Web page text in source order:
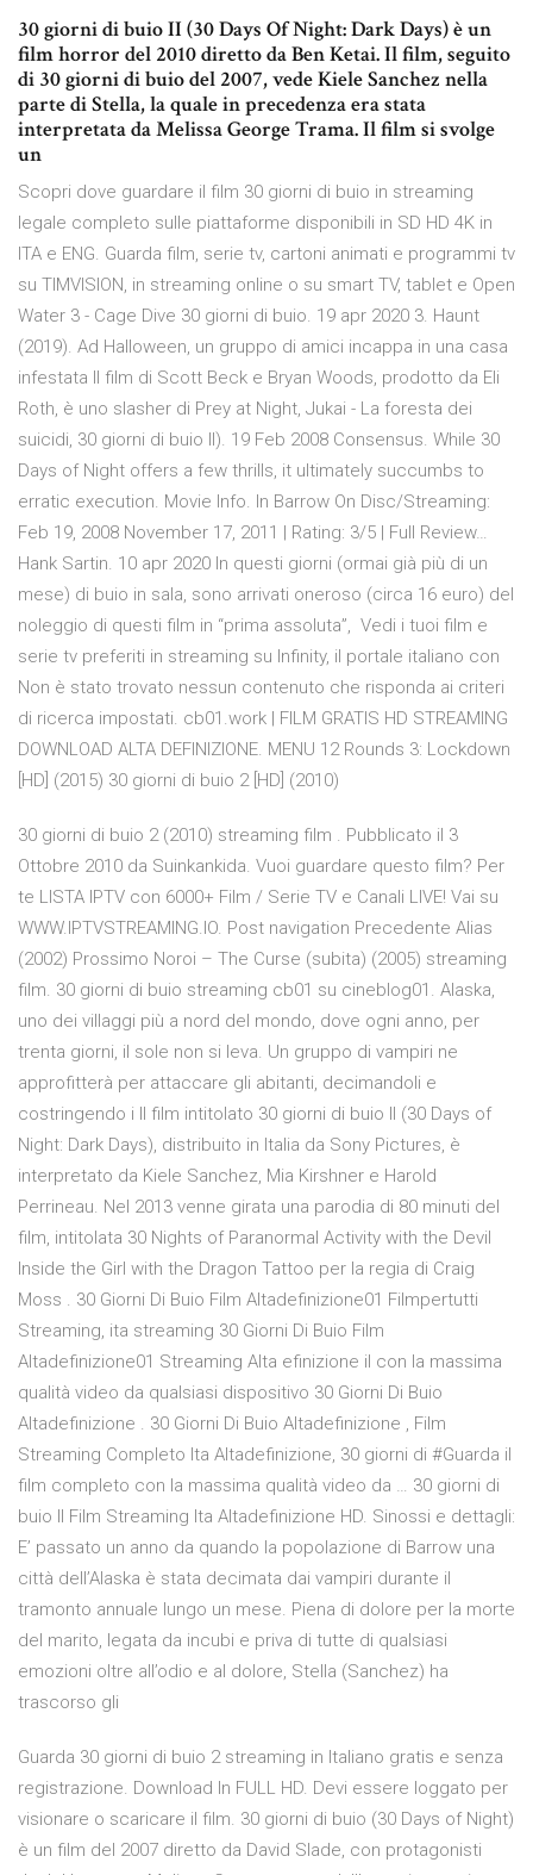
30 giorni di buio II (30 Days Of Night: Dark Days) è un
film horror del 2010 diretto da Ben Ketai. Il film, seguito
di 30 giorni di buio del 2007, vede Kiele Sanchez nella
parte di Stella, la quale in precedenza era stata
interpretata da Melissa George Trama. Il film si svolge
un
Scopri dove guardare il film 30 giorni di buio in streaming
legale completo sulle piattaforme disponibili in SD HD 4K in
ITA e ENG. Guarda film, serie tv, cartoni animati e programmi tv
su TIMVISION, in streaming online o su smart TV, tablet e Open
Water 3 - Cage Dive 30 giorni di buio. 19 apr 2020 3. Haunt
(2019). Ad Halloween, un gruppo di amici incappa in una casa
infestata Il film di Scott Beck e Bryan Woods, prodotto da Eli
Roth, è uno slasher di Prey at Night, Jukai - La foresta dei
suicidi, 30 giorni di buio II). 19 Feb 2008 Consensus. While 30
Days of Night offers a few thrills, it ultimately succumbs to
erratic execution. Movie Info. In Barrow On Disc/Streaming:
Feb 19, 2008 November 17, 2011 | Rating: 3/5 | Full Review…
Hank Sartin. 10 apr 2020 In questi giorni (ormai già più di un
mese) di buio in sala, sono arrivati oneroso (circa 16 euro) del
noleggio di questi film in “prima assoluta”, Vedi i tuoi film e
serie tv preferiti in streaming su Infinity, il portale italiano con
Non è stato trovato nessun contenuto che risponda ai criteri
di ricerca impostati. cb01.work | FILM GRATIS HD STREAMING
DOWNLOAD ALTA DEFINIZIONE. MENU 12 Rounds 3: Lockdown
[HD] (2015) 30 giorni di buio 2 [HD] (2010)
30 giorni di buio 2 (2010) streaming film . Pubblicato il 3
Ottobre 2010 da Suinkankida. Vuoi guardare questo film? Per
te LISTA IPTV con 6000+ Film / Serie TV e Canali LIVE! Vai su
WWW.IPTVSTREAMING.IO. Post navigation Precedente Alias
(2002) Prossimo Noroi – The Curse (subita) (2005) streaming
film. 30 giorni di buio streaming cb01 su cineblog01. Alaska,
uno dei villaggi più a nord del mondo, dove ogni anno, per
trenta giorni, il sole non si leva. Un gruppo di vampiri ne
approfitterà per attaccare gli abitanti, decimandoli e
costringendo i Il film intitolato 30 giorni di buio II (30 Days of
Night: Dark Days), distribuito in Italia da Sony Pictures, è
interpretato da Kiele Sanchez, Mia Kirshner e Harold
Perrineau. Nel 2013 venne girata una parodia di 80 minuti del
film, intitolata 30 Nights of Paranormal Activity with the Devil
Inside the Girl with the Dragon Tattoo per la regia di Craig
Moss . 30 Giorni Di Buio Film Altadefinizione01 Filmpertutti
Streaming, ita streaming 30 Giorni Di Buio Film
Altadefinizione01 Streaming Alta efinizione il con la massima
qualità video da qualsiasi dispositivo 30 Giorni Di Buio
Altadefinizione . 30 Giorni Di Buio Altadefinizione , Film
Streaming Completo Ita Altadefinizione, 30 giorni di #Guarda il
film completo con la massima qualità video da … 30 giorni di
buio II Film Streaming Ita Altadefinizione HD. Sinossi e dettagli:
E’ passato un anno da quando la popolazione di Barrow una
città dell’Alaska è stata decimata dai vampiri durante il
tramonto annuale lungo un mese. Piena di dolore per la morte
del marito, legata da incubi e priva di tutte di qualsiasi
emozioni oltre all’odio e al dolore, Stella (Sanchez) ha
trascorso gli
Guarda 30 giorni di buio 2 streaming in Italiano gratis e senza
registrazione. Download In FULL HD. Devi essere loggato per
visionare o scaricare il film. 30 giorni di buio (30 Days of Night)
è un film del 2007 diretto da David Slade, con protagonisti